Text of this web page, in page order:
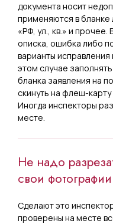
документа носит
применяются в
«РФ, ул., кв.» и
описка, ошибка либо
варианты
этом случае
бланка заявления на
скинуть на флеш-
Иногда инспекторы
месте.
Не надо
свои
Сделают это
проверены на месте